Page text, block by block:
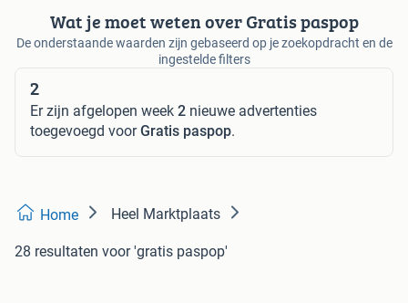
Wat je moet weten over Gratis paspop
De onderstaande waarden zijn gebaseerd op je zoekopdracht en de
ingestelde filters
2
Er zijn afgelopen week 2 nieuwe advertenties
toegevoegd voorGratis paspop.
Home Heel Marktplaats
28 resultaten voor 'gratis paspop'